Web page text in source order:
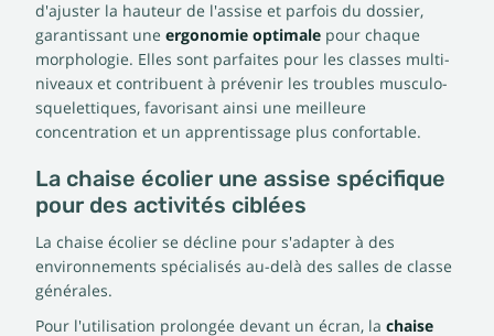
d'ajuster la hauteur de l'assise et parfois du dossier,
garantissant une ergonomie optimale pour chaque
morphologie. Elles sont parfaites pour les classes multi-
niveaux et contribuent à prévenir les troubles musculo-
squelettiques, favorisant ainsi une meilleure
concentration et un apprentissage plus confortable.
La chaise écolier une assise spécifique
pour des activités ciblées
La chaise écolier se décline pour s'adapter à des
environnements spécialisés au-delà des salles de classe
générales.
Pour l'utilisation prolongée devant un écran, la chaise